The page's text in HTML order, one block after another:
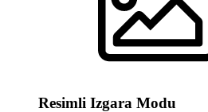
Resimli Izgara Modu